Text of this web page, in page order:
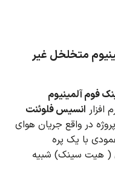
متخلخل غیر
فوم آلمینیوم
افزار انسیس فلوئنت
در واقع جریان هوای
با یک پره
( هیت سینک) شبیه